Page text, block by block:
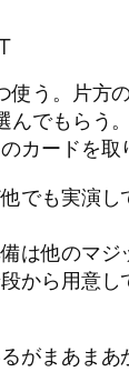
使う。片方
んでもらう
カードを取
でも実演し
は他のマジ
から用意し
がまあまあ